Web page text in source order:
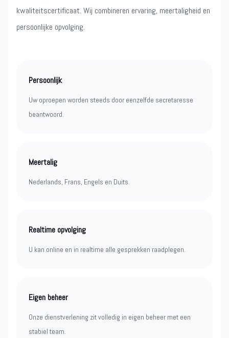
kwaliteitscertificaat. Wij combineren ervaring, meertaligheid en
persoonlijke opvolging.
Persoonlijk
Uw oproepen worden steeds door eenzelfde secretaresse
beantwoord.
Meertalig
Nederlands, Frans, Engels en Duits.
Realtime opvolging
U kan online en in realtime alle gesprekken raadplegen.
Eigen beheer
Onze dienstverlening zit volledig in eigen beheer met een
stabiel team.